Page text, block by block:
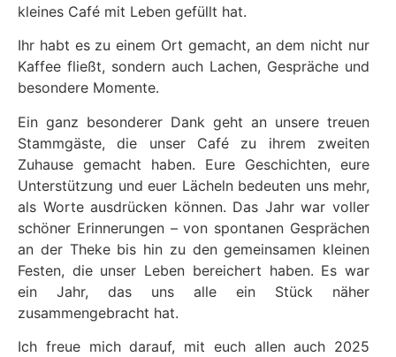
kleines Café mit Leben gefüllt hat.
Ihr habt es zu einem Ort gemacht, an dem nicht nur
Kaffee fließt, sondern auch Lachen, Gespräche und
besondere Momente.
Ein ganz besonderer Dank geht an unsere treuen
Stammgäste, die unser Café zu ihrem zweiten
Zuhause gemacht haben. Eure Geschichten, eure
Unterstützung und euer Lächeln bedeuten uns mehr,
als Worte ausdrücken können. Das Jahr war voller
schöner Erinnerungen – von spontanen Gesprächen
an der Theke bis hin zu den gemeinsamen kleinen
Festen, die unser Leben bereichert haben. Es war
ein Jahr, das uns alle ein Stück näher
zusammengebracht hat.
Ich freue mich darauf, mit euch allen auch 2025